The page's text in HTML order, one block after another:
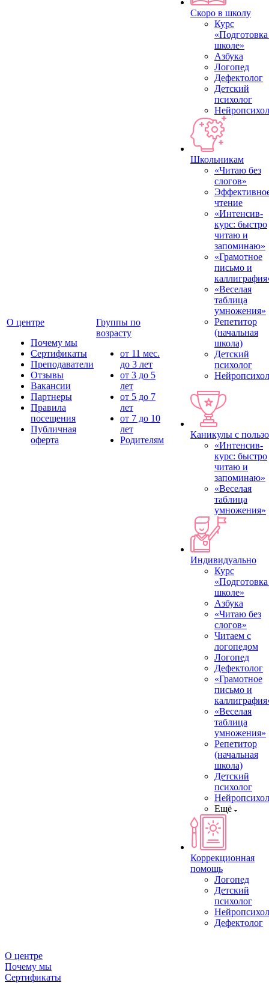
О центре
Почему мы
Сертификаты
Преподаватели
Отзывы
Вакансии
Партнеры
Правила
посещения
Публичная
оферта
Группы по
возрасту
от 11 мес.
до 3 лет
от 3 до 5
лет
от 5 до 7
лет
от 7 до 10
лет
Родителям
Скоро в школу
Курс
школе»
Азбука
Логопед
Дефектолог
Детский
психолог
Школьникам
«Читаю без
слогов»
чтение
«Интенсив-
курс: быстро
читаю и
запоминаю»
«Грамотное
письмо и
«Веселая
таблица
умножения»
Репетитор
(начальная
школа)
Детский
психолог
Каникулы с
«Интенсив-
курс: быстро
читаю и
запоминаю»
«Веселая
таблица
умножения»
Индивидуально
Курс
школе»
Азбука
«Читаю без
слогов»
Читаем с
логопедом
Логопед
Дефектолог
«Грамотное
письмо и
«Веселая
таблица
умножения»
Репетитор
(начальная
школа)
Детский
психолог
Ещё
Коррекционная
помощь
Логопед
Детский
психолог
Дефектолог
О центре
Почему мы
Сертификаты